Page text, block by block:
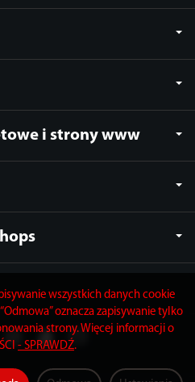
i strony www
wszystkich danych cookie
oznacza zapisywanie tylko
strony. Więcej informacji o
- SPRAWDŹ.